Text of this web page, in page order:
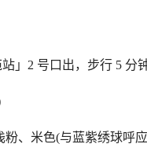
2 号口出，步行 5 分钟
、米色(与蓝紫绣球呼